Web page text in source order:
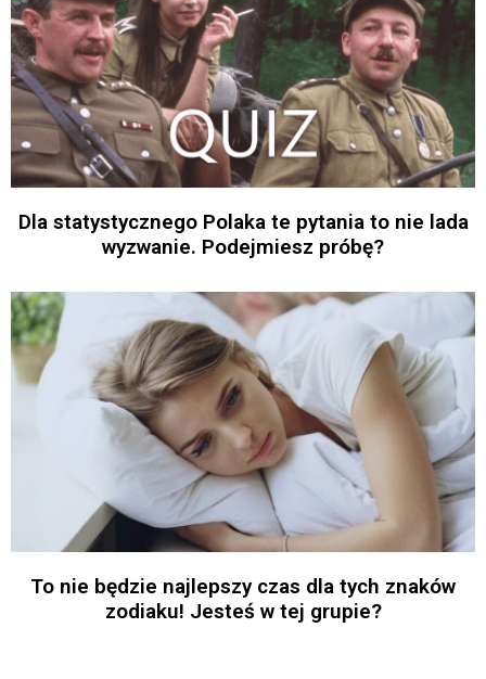
Dla statystycznego Polaka te pytania to nie lada
wyzwanie. Podejmiesz próbę?
To nie będzie najlepszy czas dla tych znaków
zodiaku! Jesteś w tej grupie?